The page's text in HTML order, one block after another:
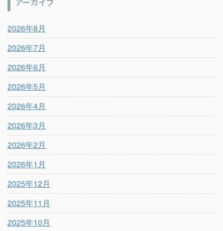
2026年8月
2026年7月
2026年6月
2026年5月
2026年4月
2026年3月
2026年2月
2026年1月
2025年12月
2025年11月
2025年10月